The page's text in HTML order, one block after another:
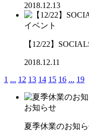
2018.12.13
イベント
【12/22】
2018.12.11
1 ... 12 13 14 15 16 ... 19
お知らせ
夏季休業のお知